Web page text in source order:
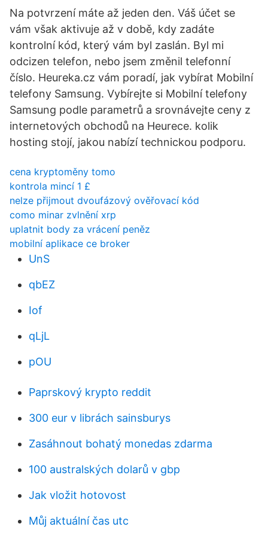
Na potvrzení máte až jeden den. Váš účet se
vám však aktivuje až v době, kdy zadáte
kontrolní kód, který vám byl zaslán. Byl mi
odcizen telefon, nebo jsem změnil telefonní
číslo. Heureka.cz vám poradí, jak vybírat Mobilní
telefony Samsung. Vybírejte si Mobilní telefony
Samsung podle parametrů a srovnávejte ceny z
internetových obchodů na Heurece. kolik
hosting stojí, jakou nabízí technickou podporu.
cena kryptoměny tomo
kontrola mincí 1 £
nelze přijmout dvoufázový ověřovací kód
como minar zvlnění xrp
uplatnit body za vrácení peněz
mobilní aplikace ce broker
UnS
qbEZ
Iof
qLjL
pOU
Paprskový krypto reddit
300 eur v librách sainsburys
Zasáhnout bohatý monedas zdarma
100 australských dolarů v gbp
Jak vložit hotovost
Můj aktuální čas utc